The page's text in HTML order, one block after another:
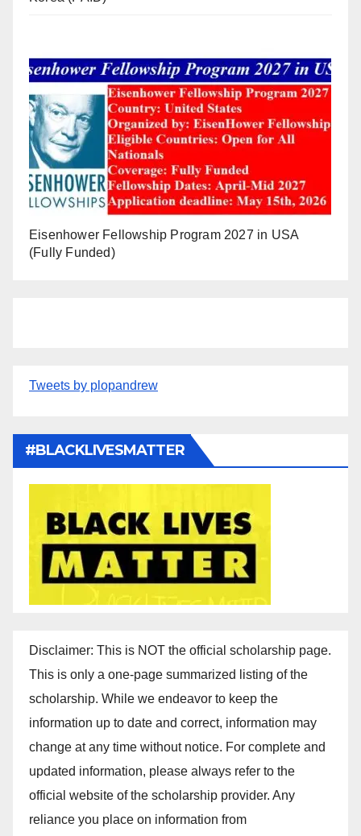
Eisenhower Fellowship Program 2027 in USA
(Fully Funded)
Tweets by plopandrew
#BLACKLIVESMATTER
Disclaimer: This is NOT the official scholarship page.
This is only a one-page summarized listing of the
scholarship. While we endeavor to keep the
information up to date and correct, information may
change at any time without notice. For complete and
updated information, please always refer to the
official website of the scholarship provider. Any
reliance you place on information from